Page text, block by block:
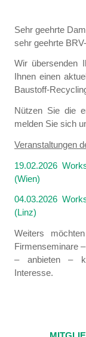
Sehr geehrte
sehr geehrte
Wir übersenden
Ihnen einen
Baustoff-
Nützen Sie die
melden Sie sich
Veranstaltungen
19.02.2026
(Wien)
04.03.2026
(Linz)
Weiters
Firmenseminare
– anbieten –
Interesse.